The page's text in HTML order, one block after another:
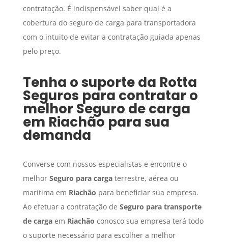
contratação. É indispensável saber qual é a
cobertura do seguro de carga para transportadora
com o intuito de evitar a contratação guiada apenas
pelo preço.
Tenha o suporte da Rotta
Seguros para contratar o
melhor Seguro de carga
em Riachão para sua
demanda
Converse com nossos especialistas e encontre o
melhor Seguro para cargaterrestre, aérea ou
marítima em Riachão para beneficiar sua empresa.
Ao efetuar a contratação de Seguro para transporte
de cargaem Riachão conosco sua empresa terá todo
o suporte necessário para escolher a melhor